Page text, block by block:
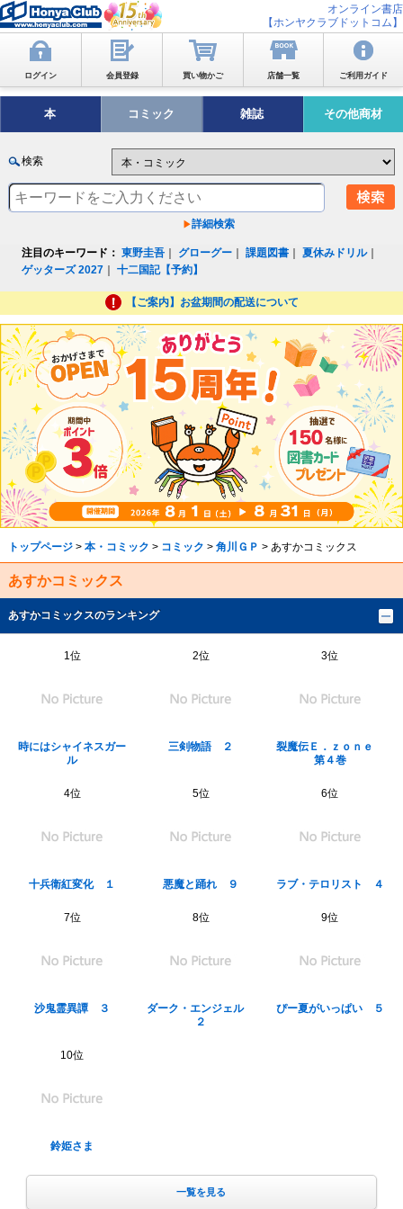
オンライン書店
【ホンヤクラブドットコム】
ログイン 会員登録 買い物かご 店舗一覧 ご利用ガイド
本 コミック 雑誌 その他商材
検索
詳細検索
注目のキーワード： 東野圭吾 グローグー ｜課題図書 ｜夏休みドリル｜
ゲッターズ 2027 ｜十二国記【予約】
【ご案内】お盆期間の配送について
トップページ> 本・コミック > コミック > 角川ＧＰ > あすかコミックス
あすかコミックス
あすかコミックスのランキング
1位
時にはシャイネスガー
ル
2位
三剣物語 ２
3位
裂魔伝Ｅ．ｚｏｎｅ
第４巻
4位
十兵衛紅変化 １
5位
悪魔と踊れ ９
6位
ラブ・テロリスト ４
7位
沙鬼霊異譚 ３
8位
ダーク・エンジェル
２
9位
ぴー夏がいっぱい ５
10位
鈴姫さま
一覧を見る